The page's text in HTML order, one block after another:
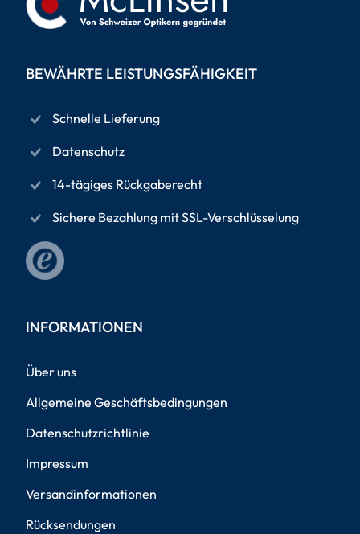
BEWÄHRTE LEISTUNGSFÄHIGKEIT
Schnelle Lieferung
Datenschutz
14-tägiges Rückgaberecht
Sichere Bezahlung mit SSL-Verschlüsselung
INFORMATIONEN
Über uns
Allgemeine Geschäftsbedingungen
Datenschutzrichtlinie
Impressum
Versandinformationen
Rücksendungen